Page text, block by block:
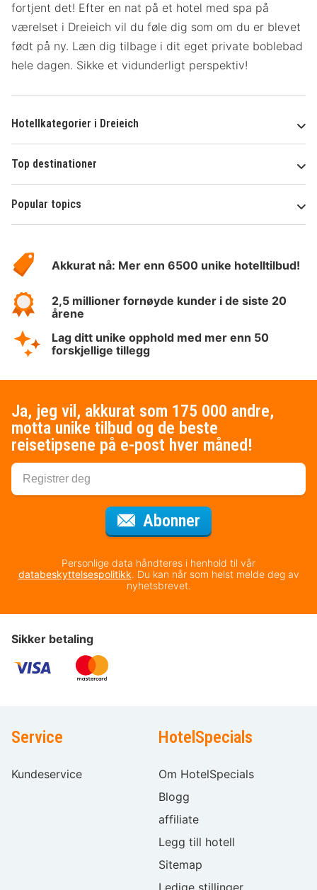
fortjent det! Efter en nat på et hotel med spa på
værelset i Dreieich vil du føle dig som om du er blevet
født på ny. Læn dig tilbage i dit eget private boblebad
hele dagen. Sikke et vidunderligt perspektiv!
Hotellkategorier i Dreieich
Top destinationer
Popular topics
Hotelspecials
Akkurat nå: Mer enn 6500 unike hotelltilbud!
2,5 millioner fornøyde kunder i de siste 20
årene
Lag ditt unike opphold med mer enn 50
forskjellige tillegg
Ja, jeg vil, akkurat som 175 000 andre,
motta unike tilbud og de beste
reisetipsene på e-post hver måned!
Abonner
Personlige data håndteres i henhold til vår
databeskyttelsespolitikk. Du kan når som helst melde deg av
nyhetsbrevet.
Sikker betaling
Service
Kundeservice
HotelSpecials
Om HotelSpecials
Blogg
affiliate
Legg till hotell
Sitemap